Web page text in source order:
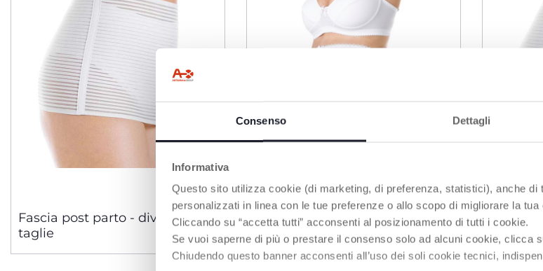
Consenso Dettagli
Informativa
Questo sito utilizza cookie (di marketing, di preferenza, statistici), anche
personalizzati in linea con le tue preferenze o allo scopo di migliorare la
Cliccando su “accetta tutti” acconsenti al posizionamento di tutti i cookie.
Se vuoi saperne di più o prestare il consenso solo ad alcuni cookie, clicca
Chiudendo questo banner acconsenti all’uso dei soli cookie tecnici,
3 Varianti
Fascia post parto - diverse
taglie
4 Varianti
Guaina gravidanza regolabile
Chicco
Fascia
taglie